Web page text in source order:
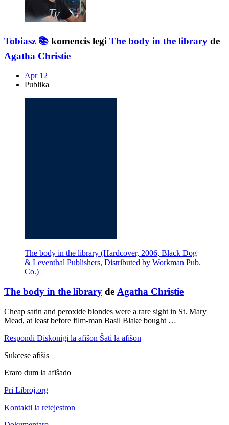
Tobiasz 📚 komencis legi The body in the library de
Agatha Christie
Apr 12
Publika
The body in the library (Hardcover, 2006, Black Dog
& Leventhal Publishers, Distributed by Workman Pub.
Co.)
The body in the library de Agatha Christie
Cheap satin and peroxide blondes were a rare sight in St. Mary
Mead, at least before film-man Basil Blake bought …
Respondi Diskonigi la afiŝon Ŝati la afiŝon
Sukcese afiŝis
Eraro dum la afiŝado
Pri Libroj.org
Kontakti la retejestron